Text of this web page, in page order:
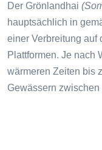
Der Grönlandhai
hauptsächlich in
einer Verbreitung auf
Plattformen. Je nach
wärmeren Zeiten bis
Gewässern